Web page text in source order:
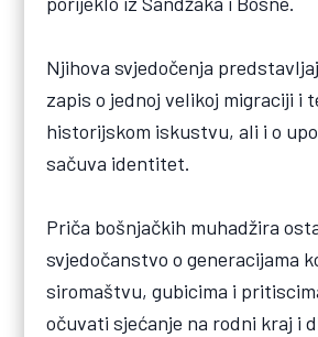
Njihova svjedočenja
zapis o jednoj velikoj migraciji i
historijskom iskustvu, ali i o
sačuva identitet.
Priča bošnjačkih muhadžira
svjedočanstvo o generacijama
siromaštvu, gubicima i
očuvati sjećanje na rodni kraj i